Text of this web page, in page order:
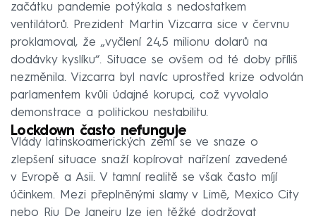
začátku pandemie potýkala s nedostatkem
ventilátorů. Prezident Martin Vizcarra sice v červnu
proklamoval, že „vyčlení 24,5 milionu dolarů na
dodávky kyslíku“. Situace se ovšem od té doby příliš
nezměnila. Vizcarra byl navíc uprostřed krize odvolán
parlamentem kvůli údajné korupci, což vyvolalo
demonstrace a politickou nestabilitu.
Lockdown často nefunguje
Vlády latinskoamerických zemí se ve snaze o
zlepšení situace snaží kopírovat nařízení zavedené
v Evropě a Asii. V tamní realitě se však často míjí
účinkem. Mezi přeplněnými slamy v Limě, Mexico City
nebo Riu De Janeiru lze jen těžké dodržovat